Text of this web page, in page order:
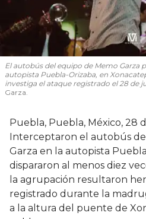
El autobús del equipo de Memo Garza
autopista Puebla-Orizaba, en
investiga el ataque registrado el 28 de
Garza.
Puebla, Puebla, México, 28
Interceptaron el autobús
Garza en la autopista
dispararon al menos diez
la agrupación resultaron
registrado durante la
a la altura del puente de